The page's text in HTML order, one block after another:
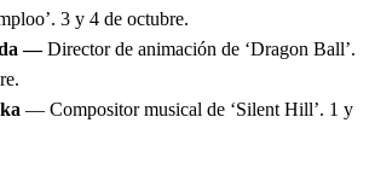
3 y 4 de octubre.
—Director de animación de ‘Dragon Ball’.
— Compositor musical de ‘Silent Hill’. 1 y